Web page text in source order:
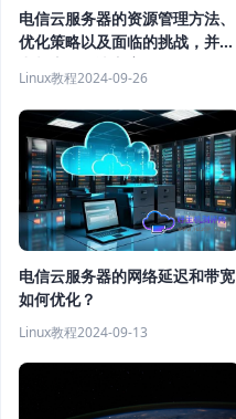
电信云服务器的资源管理方法、
优化策略以及面临的挑战，并提
出相应的解决方案
Linux教程2024-09-26
电信云服务器的网络延迟和带宽
如何优化？
Linux教程2024-09-13